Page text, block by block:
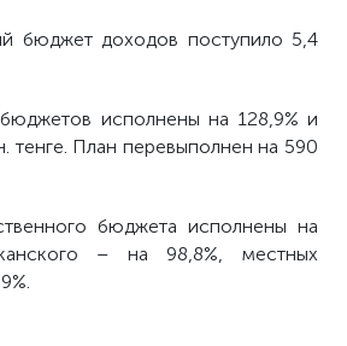
бюджет доходов поступило 5,4
исполнены на 128,9% и
тенге. План перевыполнен на 590
бюджета исполнены на
– на 98,8%, местных